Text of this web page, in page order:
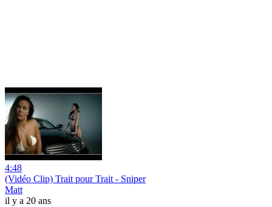
4:48
(Vidéo Clip) Trait pour Trait - Sniper
Matt
il y a 20 ans